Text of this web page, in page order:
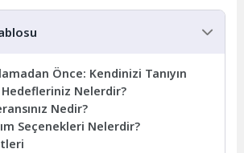
Önce: Kendinizi Tanıyın
Hedefleriniz Nelerdir?
Nedir?
Seçenekleri Nelerdir?